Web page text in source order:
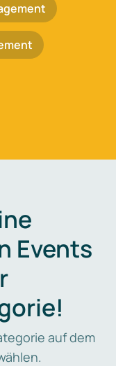
Events
auf dem